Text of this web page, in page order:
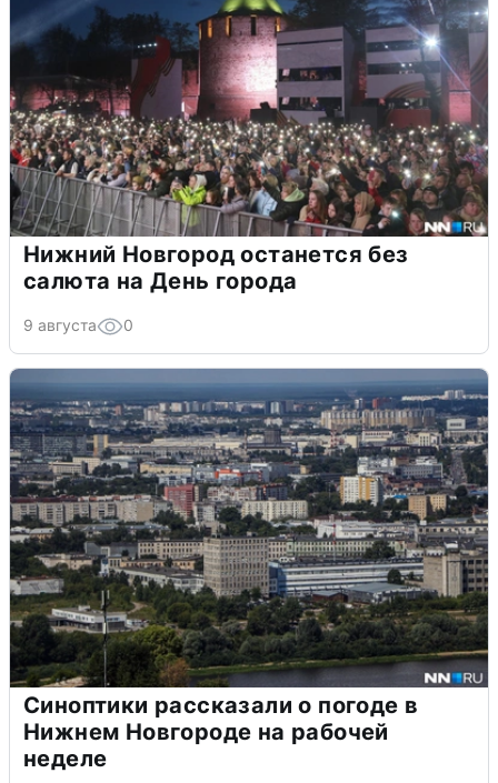
Нижний Новгород останется без
салюта на День города
9 августа 0
Синоптики рассказали о погоде в
Нижнем Новгороде на рабочей
неделе